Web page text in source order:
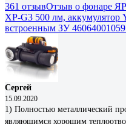
361 отзывОтзыв о фонаре
XP-G3 500 лм, аккумулятор
встроенным ЗУ
Сергей
15.09.2020
1) Полностью металлический
являющимся хорошим